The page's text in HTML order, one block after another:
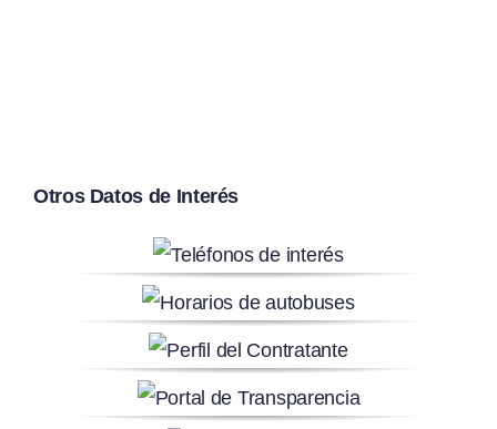
Otros Datos de Interés